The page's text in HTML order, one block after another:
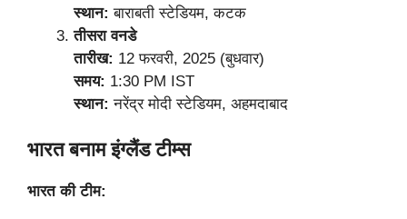
स्थान: बाराबती स्टेडियम, कटक
तीसरा वनडे
तारीख: 12 फरवरी, 2025 (बुधवार)
समय: 1:30 PM IST
स्थान: नरेंद्र मोदी स्टेडियम, अहमदाबाद
भारत बनाम इंग्लैंड टीम्स
भारत की टीम: